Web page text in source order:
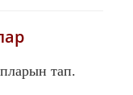
тап.